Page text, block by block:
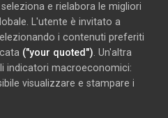
e rielabora le migliori
L'utente è invitato a
i contenuti preferiti
("your quoted") . Un'altra
indicatori macroeconomici:
visualizzare e stampare i